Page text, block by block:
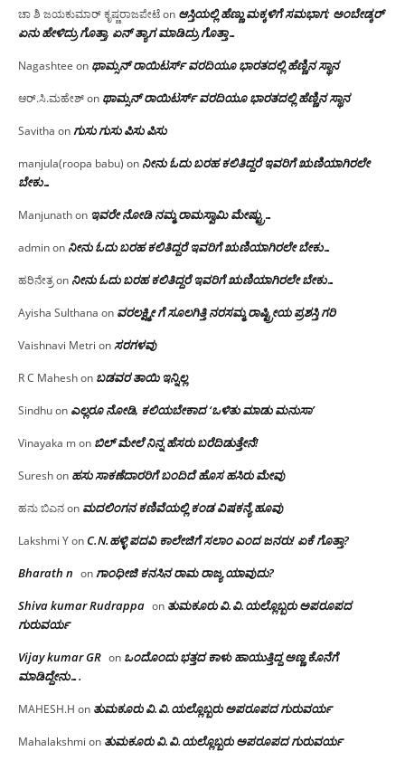
ಚಾ ಶಿ ಜಯಕುಮಾರ್ ಕೃಷ್ಣರಾಜಪೇಟೆon ಆಸ್ತಿಯಲ್ಲಿ ಹೆಣ್ಣು ಮಕ್ಕಳಿಗೆ ಸಮಭಾಗ; ಅಂಬೇಡ್ಕರ್
ಏನು ಹೇಳಿದ್ರು ಗೊತ್ತಾ, ಏನ್ ತ್ಯಾಗ ಮಾಡಿದ್ರು ಗೊತ್ತಾ…
Nagashtee on ಥಾಮ್ಸನ್ ರಾಯಿಟರ್ಸ್ ವರದಿಯೂ ಭಾರತದಲ್ಲಿ ಹೆಣ್ಣಿನ ಸ್ಥಾನ‌
ಆರ್.ಸಿ.ಮಹೇಶ್on ಥಾಮ್ಸನ್ ರಾಯಿಟರ್ಸ್ ವರದಿಯೂ ಭಾರತದಲ್ಲಿ ಹೆಣ್ಣಿನ ಸ್ಥಾನ‌
Savitha onಗುಸು ಗುಸು ಪಿಸು ಪಿಸು
manjula(roopa babu) on ನೀನು ಓದು ಬರಹ ಕಲಿತಿದ್ದರೆ ಇವರಿಗೆ ಋಣಿಯಾಗಿರಲೇ
ಬೇಕು…
Manjunathon ಇವರೇ‌ ನೋಡಿ‌ ನಮ್ಮ‌ ರಾಮಸ್ವಾಮಿ ಮೇಷ್ಟ್ರು…
adminon ನೀನು ಓದು ಬರಹ ಕಲಿತಿದ್ದರೆ ಇವರಿಗೆ ಋಣಿಯಾಗಿರಲೇ ಬೇಕು…
ಹರಿನೇತ್ರon ನೀನು ಓದು ಬರಹ ಕಲಿತಿದ್ದರೆ ಇವರಿಗೆ ಋಣಿಯಾಗಿರಲೇ ಬೇಕು…
Ayisha Sulthana on ವರಲಕ್ಷ್ಮೀ ಗೆ ಸೂಲಗಿತ್ತಿ ನರಸಮ್ಮ‌ ರಾಷ್ಟ್ರೀಯ ಪ್ರಶಸ್ತಿ ಗರಿ
Vaishnavi Metri onಸರಗಳವು
R C Maheshon ಬಡವರ ತಾಯಿ ಇನ್ನಿಲ್ಲ
Sindhuon ಎಲ್ಲರೂ ನೋಡಿ, ಕಲಿಯಬೇಕಾದ ‘ಒಳಿತು ಮಾಡು ಮನುಸಾ’
Vinayaka mon ಬಿಲ್ ಮೇಲೆ ನಿನ್ನ ಹೆಸರು ಬರೆದಿಡುತ್ತೇನೆ!
Sureshon ಹಸು ಸಾಕಣೆದಾರರಿಗೆ ಬಂದಿದೆ ಹೊಸ ಹಸಿರು ಮೇವು
ಹನು ಬಿಎನon ಮದಲಿಂಗನ ಕಣಿವೆಯಲ್ಲಿ ಕಂಡ ವಿಷಕನ್ಯೆ ಹೂವು
Lakshmi YonC.N.ಹಳ್ಳಿ ಪದವಿ ಕಾಲೇಜಿಗೆ ಸಲಾಂ‌ ಎಂದ ಜನರು! ಏಕೆ ಗೊತ್ತಾ?
Bharath n onಗಾಂಧೀಜಿ ಕನಸಿನ ರಾಮ ರಾಜ್ಯ ಯಾವುದು?
Shiva kumar Rudrappa on ತುಮಕೂರು‌ ವಿ.ವಿ.ಯಲ್ಲೊಬ್ಬರು ಅಪರೂಪದ
ಗುರುವರ್ಯ
Vijay kumar GR on ಒಂದೊಂದು ಭತ್ತದ ಕಾಳು ಹಾಯುತ್ತಿದ್ದ ಅಣ್ಣ ಕೊನೆಗೆ
ಮಾಡಿದ್ದೇನು….
MAHESH.H on ತುಮಕೂರು‌ ವಿ.ವಿ.ಯಲ್ಲೊಬ್ಬರು ಅಪರೂಪದ ಗುರುವರ್ಯ
Mahalakshmi on ತುಮಕೂರು‌ ವಿ.ವಿ.ಯಲ್ಲೊಬ್ಬರು ಅಪರೂಪದ ಗುರುವರ್ಯ